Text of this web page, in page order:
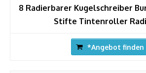
8 Radierbarer Kugelschreiber
Stifte Tintenroller
*Angebot finden